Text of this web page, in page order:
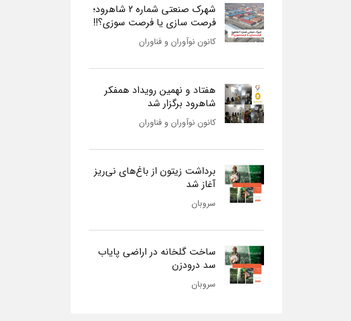
شهرک صنعتی شماره 2 شاهرود؛
فرصت سازی یا فرصت سوزی؟!!
کانون نوآوران و فناوران
هفتاد و نهمین رویداد همفکر
شاهرود برگزار شد
کانون نوآوران و فناوران
برداشت زیتون از باغ‌های نی‌ریز
آغاز شد
سروبان
ساخت گلخانه در اراضی پایاب
سد درودزن
سروبان